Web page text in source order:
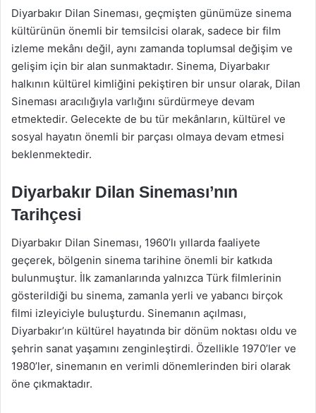
Diyarbakır Dilan Sineması, geçmişten günümüze sinema
kültürünün önemli bir temsilcisi olarak, sadece bir film
izleme mekânı değil, aynı zamanda toplumsal değişim ve
gelişim için bir alan sunmaktadır. Sinema, Diyarbakır
halkının kültürel kimliğini pekiştiren bir unsur olarak, Dilan
Sineması aracılığıyla varlığını sürdürmeye devam
etmektedir. Gelecekte de bu tür mekânların, kültürel ve
sosyal hayatın önemli bir parçası olmaya devam etmesi
beklenmektedir.
Diyarbakır Dilan Sineması’nın
Tarihçesi
Diyarbakır Dilan Sineması, 1960’lı yıllarda faaliyete
geçerek, bölgenin sinema tarihine önemli bir katkıda
bulunmuştur. İlk zamanlarında yalnızca Türk filmlerinin
gösterildiği bu sinema, zamanla yerli ve yabancı birçok
filmi izleyiciyle buluşturdu. Sinemanın açılması,
Diyarbakır’ın kültürel hayatında bir dönüm noktası oldu ve
şehrin sanat yaşamını zenginleştirdi. Özellikle 1970’ler ve
1980’ler, sinemanın en verimli dönemlerinden biri olarak
öne çıkmaktadır.